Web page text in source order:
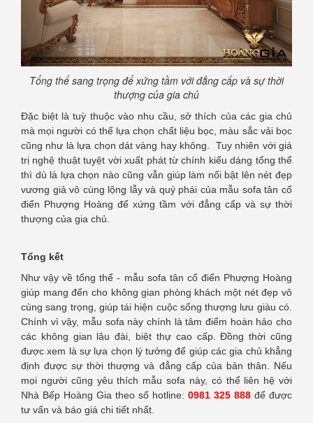
Tổng thể sang trọng để xứng tầm với đẳng cấp và sự thời
thượng của gia chủ
Đặc biệt là tuỳ thuộc vào nhu cầu, sở thích của các gia chủ
mà mọi người có thể lựa chọn chất liệu bọc, màu sắc vải bọc
cũng như là lựa chọn dát vàng hay không. Tuy nhiên với giá
trị nghệ thuật tuyệt vời xuất phát từ chính kiểu dáng tổng thể
thì dù là lựa chọn nào cũng vẫn giúp làm nổi bật lên nét đẹp
vương giả vô cùng lộng lẫy và quý phái của mẫu sofa tân cổ
điển Phượng Hoàng để xứng tầm với đẳng cấp và sự thời
thượng của gia chủ.
Tổng kết
Như vậy về tổng thể - mẫu sofa tân cổ điển Phượng Hoàng
giúp mang đến cho không gian phòng khách một nét đẹp vô
cùng sang trọng, giúp tái hiện cuộc sống thượng lưu giàu có.
Chính vì vậy, mẫu sofa này chính là tâm điểm hoàn hảo cho
các không gian lâu đài, biệt thự cao cấp. Đồng thời cũng
được xem là sự lựa chọn lý tưởng để giúp các gia chủ khẳng
định được sự thời thượng và đẳng cấp của bản thân. Nếu
mọi người cũng yêu thích mẫu sofa này, có thể liên hệ với
Nhà Bếp Hoàng Gia theo số hotline: 0981 325 888 để được
tư vấn và báo giá chi tiết nhất.